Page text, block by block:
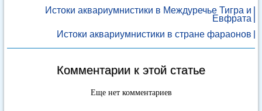
Истоки аквариумнистики в Междуречье Тигра и
Евфрата
Истоки аквариумнистики в стране фараонов
Комментарии к этой статье
Еще нет комментариев